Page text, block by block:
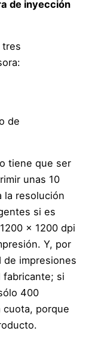
de inyección
tres
de
tiene que ser
unas 10
la resolución
si es
x 1200 dpi
Y, por
de impresiones
fabricante; si
400
cuota, porque